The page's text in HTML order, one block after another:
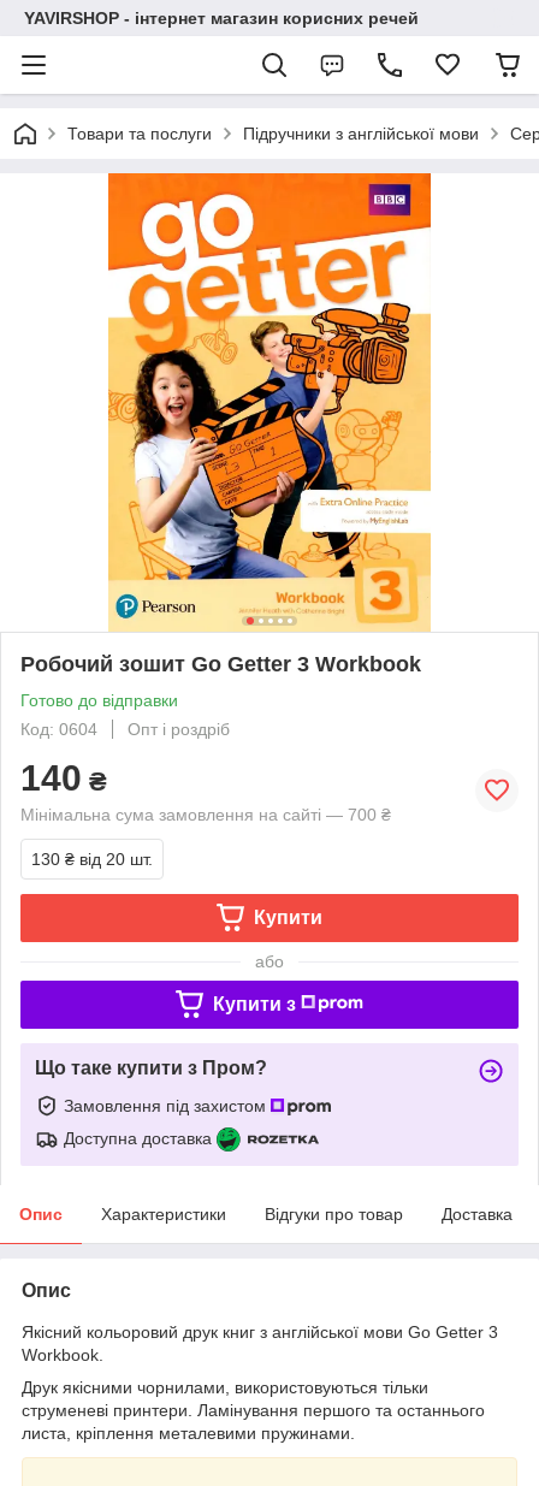
YAVIRSHOP - інтернет магазин корисних речей
Товари та послуги Підручники з англійської мови
Робочий зошит Go Getter 3 Workbook
Готово до відправки
Код: 0604
Опт і роздріб
140 ₴
Мінімальна сума замовлення на сайті — 700 ₴
130 ₴ від 20 шт.
Купити
або
Купити з
Що таке купити з Пром?
Замовлення під захистом
Доступна доставка
Опис Характеристики Відгуки про товар Доставка
Опис
Якісний кольоровий друк книг з англійської мови Go Getter 3
Workbook.
Друк якісними чорнилами, використовуються тільки
струменеві принтери. Ламінування першого та останнього
листа, кріплення металевими пружинами.